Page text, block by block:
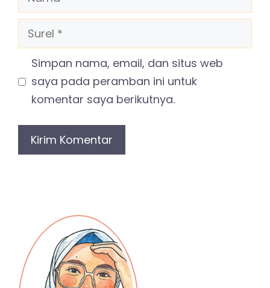
Surel
Simpan nama, email, dan situs web
saya pada peramban ini untuk
komentar saya berikutnya.